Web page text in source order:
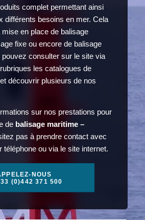
complet permettant ainsi
différents besoins en mer. Cela
en place de balisage
fixe ou encore de balisage
pouvez consulter sur le site via
les catalogues de
découvrir plusieurs de nos
sur nos prestations pour
de balisage maritime –
pas à prendre contact avec
téléphone ou via le site internet.
NOUS
(0)442 371 500